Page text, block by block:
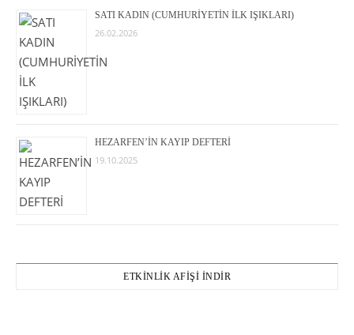
SATI KADIN (CUMHURİYETİN İLK IŞIKLARI)
26.02.2026
HEZARFEN’İN KAYIP DEFTERİ
19.10.2025
ETKİNLİK AFİŞİ İNDİR